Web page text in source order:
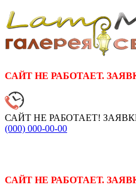
САЙТ НЕ РАБОТАЕТ.
САЙТ НЕ РАБОТАЕТ!
(000) 000-00-00
САЙТ НЕ РАБОТАЕТ.